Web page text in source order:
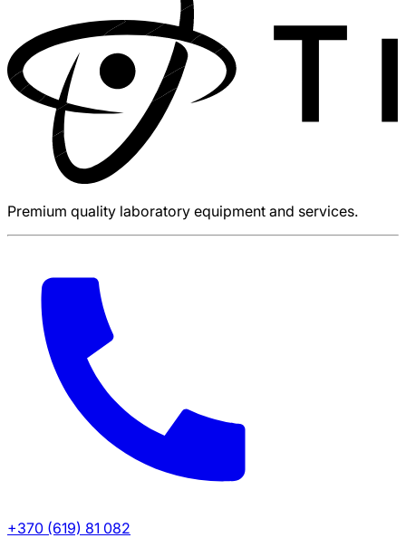
Premium quality laboratory equipment and services.
+370 (619) 81 082